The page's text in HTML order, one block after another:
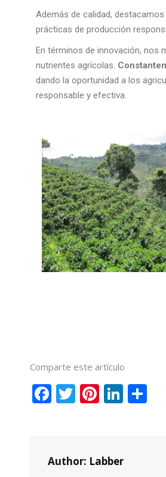
Además de calidad,
prácticas de producción
En términos de innovación, nos
nutrientes agrícolas.
dando la oportunidad a los
responsable y efectiva.
Comparte este artículo
Facebook
Twitter
Author: Labber